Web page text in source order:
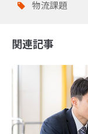
物流課題
関連記事